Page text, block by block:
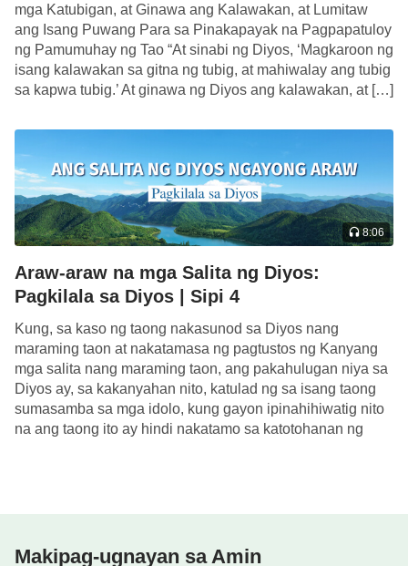
karaniwan, hindi nagpakita ng anumang
mahimalang mga tanda. Noon, isa lamang Siyang
napaka-karaniwang tao na sumamba sa Diyos,
bagama’t ang Kanyang pagsisikap ay masmatapat,
pagkatao. Dahil wala Siyang ginawang anumang
gawain bago Niya tinanggap ang Kanyang
ministeryo, walang sinumang nakabatid sa Kanyang
pagkakakilanlan, walang sinumang makapagsabi na
ang Kanyang katawang-tao ay naiiba sa lahat ng
iba pa, sapagkat hindi Siya gumawa ng kahit isang
himala, hindi Siya nagsagawa ng kahit katiting na
sariling gawain ng Diyos. Gayunman, matapos
Niyang simulang isagawa ang Kanyang ministeryo,
pinanatili Niya ang panlabas na katawan ng normal
na pagkatao at namuhay pa rin nang may normal
mga Katubigan, at Ginawa ang Kalawakan, at Lumitaw
ang Isang Puwang Para sa Pinakapayak na Pagpapatuloy
ng Pamumuhay ng Tao “At sinabi ng Diyos, ‘Magkaroon ng
isang kalawakan sa gitna ng tubig, at mahiwalay ang tubig
sa kapwa tubig.’ At ginawa ng Diyos ang kalawakan, at […]
8:06
Araw-araw na mga Salita ng Diyos:
Pagkilala sa Diyos | Sipi 4
Kung, sa kaso ng taong nakasunod sa Diyos nang
maraming taon at nakatamasa ng pagtustos ng Kanyang
mga salita nang maraming taon, ang pakahulugan niya sa
Diyos ay, sa kakanyahan nito, katulad ng sa isang taong
sumasamba sa mga idolo, kung gayon ipinahihiwatig nito
na ang taong ito ay hindi nakatamo sa katotohanan ng
Makipag-ugnayan sa Amin